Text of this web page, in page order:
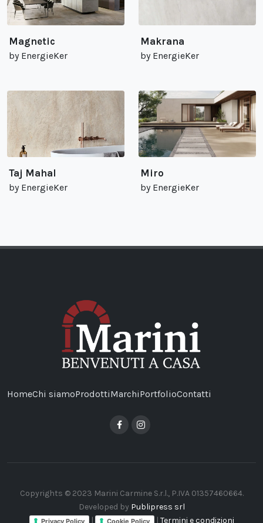
Magnetic
by EnergieKer
Makrana
by EnergieKer
Taj Mahal
by EnergieKer
Miro
by EnergieKer
HomeChi siamoProdottiMarchiPortfolioContatti
Copyrights © 2023 Marini Carmine S.r.l., P.IVA 01357460664.
Developed by Publipress srl
Privacy Policy | Cookie Policy | Termini e condizioni